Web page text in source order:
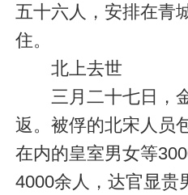
五十六人，安排在青
住。
北上去世
三月二十七日，
返。被俘的北宋人员
在内的皇室男女等
4000余人，达官显贵